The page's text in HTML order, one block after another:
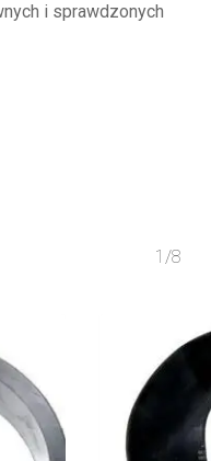
i sprawdzonych
1/8